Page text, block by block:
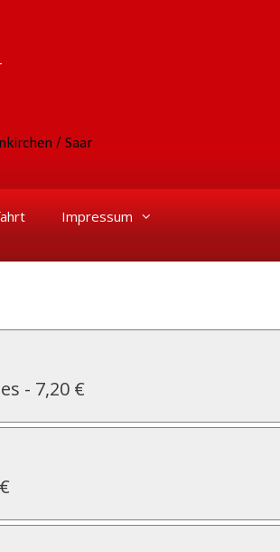
/ Saar
Impressum
- 7,20 €